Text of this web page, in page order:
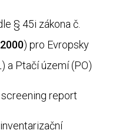
§ 45i zákona č.
) pro Evropsky
a Ptačí území (PO)
screening report